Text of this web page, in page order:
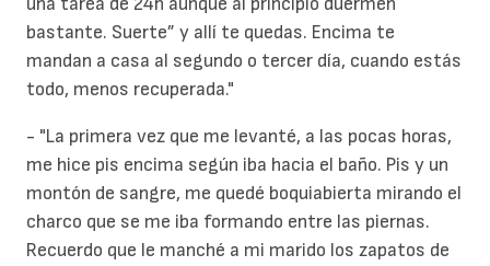
bastante. Suerte” y allí te quedas. Encima te
mandan a casa al segundo o tercer día, cuando estás
todo, menos recuperada."
- "La primera vez que me levanté, a las pocas horas,
me hice pis encima según iba hacia el baño. Pis y un
montón de sangre, me quedé boquiabierta mirando el
charco que se me iba formando entre las piernas.
Recuerdo que le manché a mi marido los zapatos de